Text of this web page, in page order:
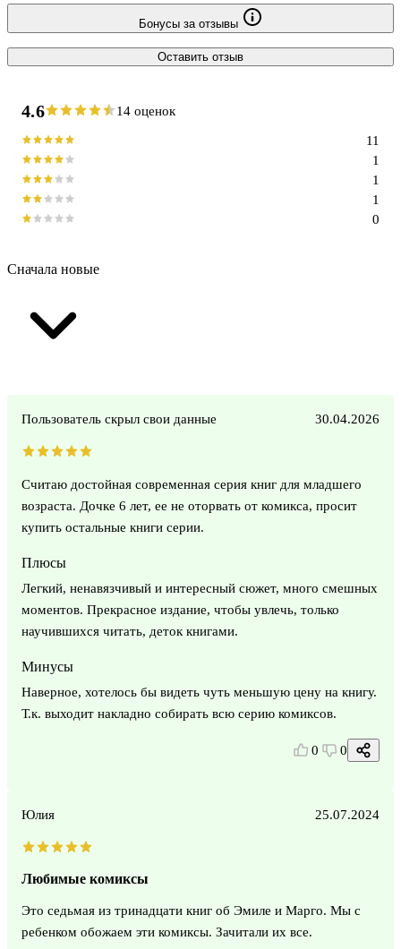
Бонусы за отзывы
Оставить отзыв
4.6 14 оценок
0
1
1
1
11
Сначала новые
Пользователь скрыл свои данные 30.04.2026
Считаю достойная современная серия книг для младшего
возраста. Дочке 6 лет, ее не оторвать от комикса, просит
купить остальные книги серии.
Плюсы
Легкий, ненавязчивый и интересный сюжет, много смешных
моментов. Прекрасное издание, чтобы увлечь, только
научившихся читать, деток книгами.
Минусы
Наверное, хотелось бы видеть чуть меньшую цену на книгу.
Т.к. выходит накладно собирать всю серию комиксов.
0 0
Юлия 25.07.2024
Любимые комиксы
Это седьмая из тринадцати книг об Эмиле и Марго. Мы с
ребенком обожаем эти комиксы. Зачитали их все.